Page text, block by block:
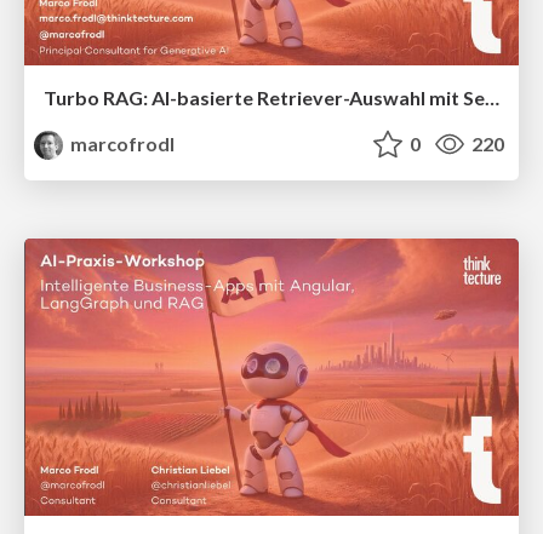
Turbo RAG: AI-basierte Retriever-Auswahl mit Semantic Router
marcofrodl
0 220